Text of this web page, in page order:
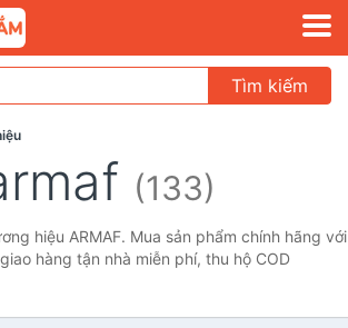
Tìm kiếm
(133)
hiệu ARMAF. Mua sản phẩm chính hãng với
hàng tận nhà miễn phí, thu hộ COD